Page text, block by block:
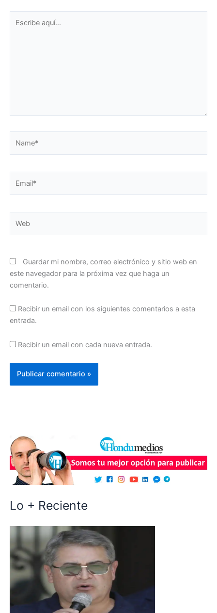
aquí...
Guardar mi nombre, correo electrónico y sitio web en
este navegador para la próxima vez que haga un
comentario.
Recibir un email con los siguientes comentarios a esta
entrada.
Recibir un email con cada nueva entrada.
Lo + Reciente